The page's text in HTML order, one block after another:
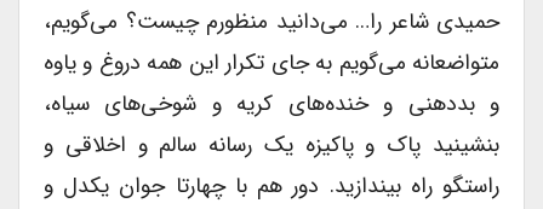
حمیدی شاعر را… می‌دانید منظورم چیست؟ می‌گویم،
متواضعانه می‌گویم به جای تکرار این همه دروغ و یاوه
و بددهنی و خنده‌های کریه و شوخی‌های سیاه،
بنشینید پاک و پاکیزه یک رسانه سالم و اخلاقی و
راستگو راه بیندازید. دور هم با چهار‌تا جوان یکدل و